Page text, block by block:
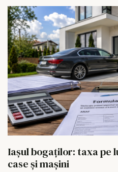
Iașul bogaților: taxa pe
case și mașini